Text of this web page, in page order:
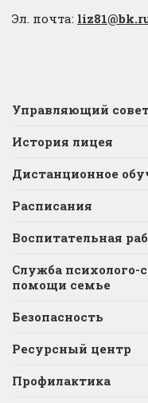
Эл. почта:
Управляющий
История лицея
Дистанционное
Расписания
Воспитательная
Служба психолого-
помощи семье
Безопасность
Ресурсный центр
Профилактика